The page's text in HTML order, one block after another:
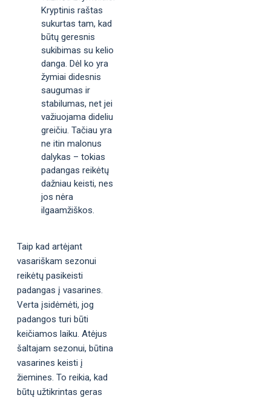
Kryptinis raštas
sukurtas tam, kad
būtų geresnis
sukibimas su kelio
danga. Dėl ko yra
žymiai didesnis
saugumas ir
stabilumas, net jei
važiuojama dideliu
greičiu. Tačiau yra
ne itin malonus
dalykas – tokias
padangas reikėtų
dažniau keisti, nes
jos nėra
ilgaamžiškos.
Taip kad artėjant
vasariškam sezonui
reikėtų pasikeisti
padangas į vasarines.
Verta įsidėmėti, jog
padangos turi būti
keičiamos laiku. Atėjus
šaltajam sezonui, būtina
vasarines keisti į
žiemines. To reikia, kad
būtų užtikrintas geras